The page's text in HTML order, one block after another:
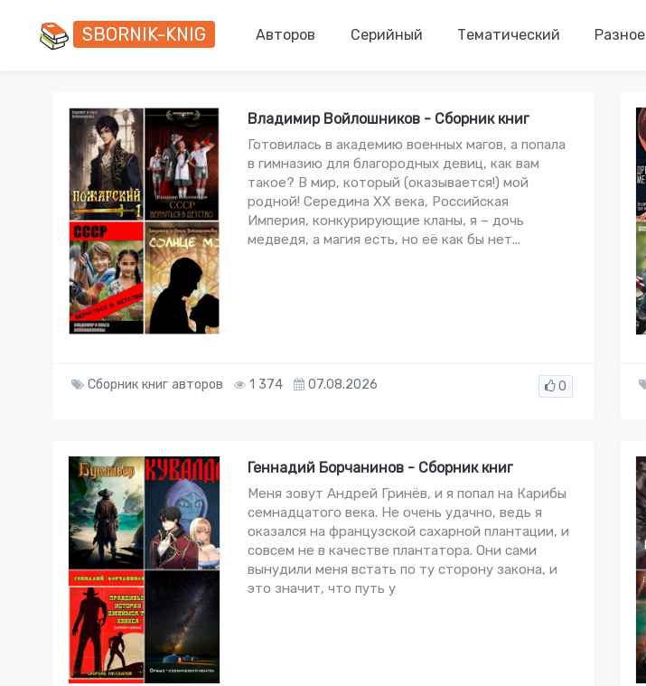
SBORNIK-KNIG Авторов Серийный Тематический Разное
Владимир Войлошников - Сборник книг
Готовилась в академию военных магов, а попала
в гимназию для благородных девиц, как вам
такое? В мир, который (оказывается!) мой
родной! Середина ХХ века, Российская
Империя, конкурирующие кланы, я – дочь
медведя, а магия есть, но её как бы нет...
Сборник книг авторов 1 374 07.08.2026 0
Геннадий Борчанинов - Сборник книг
Меня зовут Андрей Гринёв, и я попал на Карибы
семнадцатого века. Не очень удачно, ведь я
оказался на французской сахарной плантации, и
совсем не в качестве плантатора. Они сами
вынудили меня встать по ту сторону закона, и
это значит, что путь у